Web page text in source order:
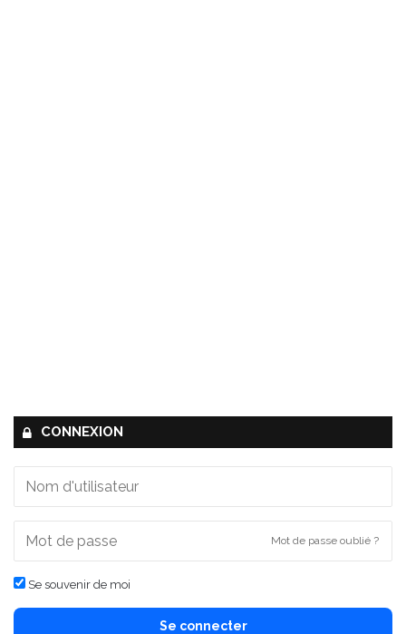
CONNEXION
Mot de passe oublié ?
Se souvenir de moi
Se connecter